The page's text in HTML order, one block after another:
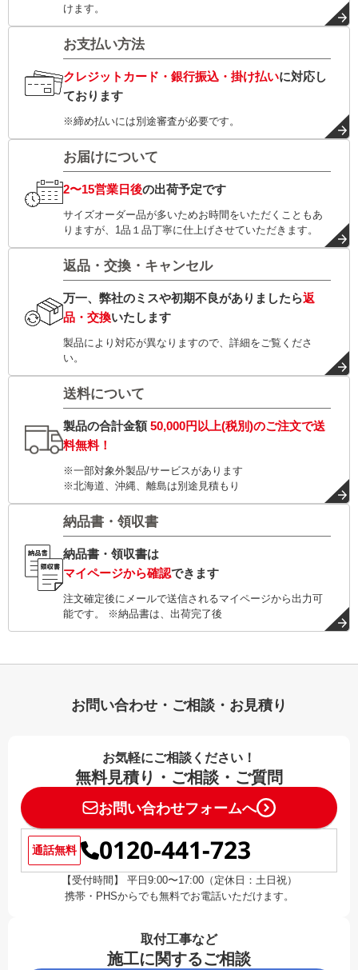
けます。
お支払い方法
クレジットカード・銀行振込・掛け払いに対応し
ております
※締め払いには別途審査が必要です。
お届けについて
2〜15営業日後の出荷予定です
サイズオーダー品が多いためお時間をいただくこともあ
りますが、1品１品丁寧に仕上げさせていただきます。
返品・交換・キャンセル
万一、弊社のミスや初期不良がありましたら返
品・交換いたします
製品により対応が異なりますので、詳細をご覧くださ
い。
送料について
製品の合計金額50,000円以上(税別)のご注文で送
料無料！
※一部対象外製品/サービスがあります
※北海道、沖縄、離島は別途見積もり
納品書・領収書
納品書・領収書は
マイページから確認できます
注文確定後にメールで送信されるマイページから出力可
能です。 ※納品書は、出荷完了後
お問い合わせ・ご相談・お見積り
お気軽にご相談ください！
無料見積り・ご相談・ご質問
お問い合わせフォームへ
通話無料 0120-441-723
【受付時間】 平日9:00〜17:00（定休日：土日祝）
携帯・PHSからでも無料でお電話いただけます。
取付工事など
施工に関するご相談